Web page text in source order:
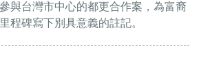
與台灣市中心的都更合作案，為富裔
程碑寫下別具意義的註記。